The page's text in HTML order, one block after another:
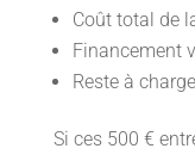
Coût total de
Financement
Reste à
Si ces 500 €